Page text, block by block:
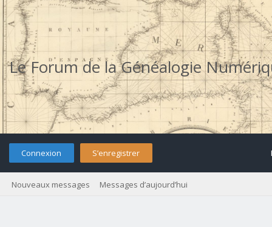
Le Forum de la Généalogie
Connexion S’enregistrer
Nouveaux messages Messages d’aujourd’hui